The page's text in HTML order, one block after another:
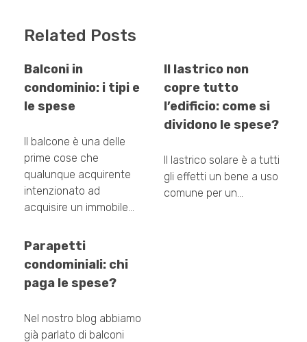
Related Posts
Balconi in
condominio: i tipi e
le spese
Il balcone è una delle
prime cose che
qualunque acquirente
intenzionato ad
acquisire un immobile…
Il lastrico non
copre tutto
l’edificio: come si
dividono le spese?
Il lastrico solare è a tutti
gli effetti un bene a uso
comune per un…
Parapetti
condominiali: chi
paga le spese?
Nel nostro blog abbiamo
già parlato di balconi